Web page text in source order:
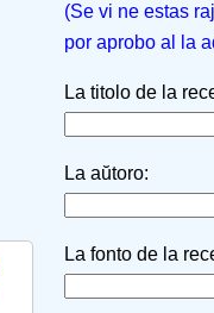
(Se vi ne estas
por aprobo al la
La titolo de la
La aŭtoro:
La fonto de la